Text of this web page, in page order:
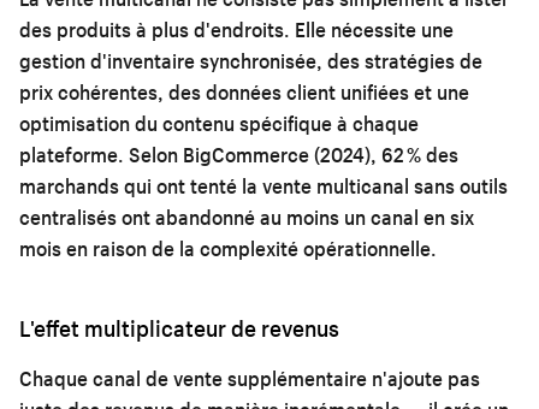
des produits à plus d'endroits. Elle nécessite une
gestion d'inventaire synchronisée, des stratégies de
prix cohérentes, des données client unifiées et une
optimisation du contenu spécifique à chaque
plateforme. Selon BigCommerce (2024), 62 % des
marchands qui ont tenté la vente multicanal sans outils
centralisés ont abandonné au moins un canal en six
mois en raison de la complexité opérationnelle.
L'effet multiplicateur de revenus
Chaque canal de vente supplémentaire n'ajoute pas